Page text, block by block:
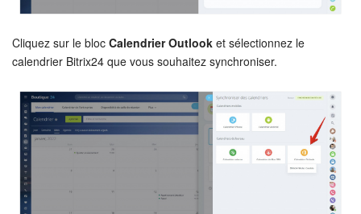
Analytique
BI Builder
Automatisation
Processus d’entreprise
Cliquez sur le bloc Calendrier Outlook et sélectionnez le
calendrier Bitrix24 que vous souhaitez synchroniser.